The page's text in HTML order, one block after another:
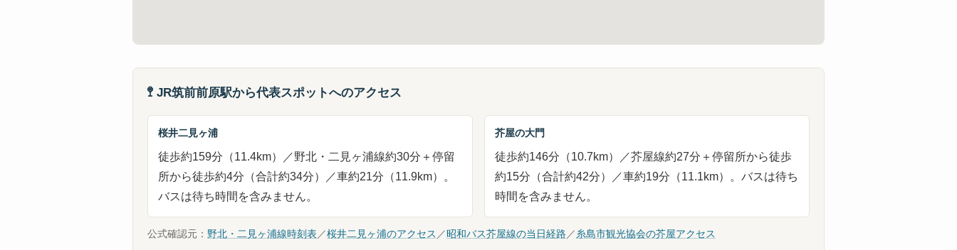
🚏 JR筑前前原駅から代表スポットへのアクセス
桜井二見ヶ浦
徒歩約159分（11.4km）／野北・二見ヶ浦線約30分＋停留
所から徒歩約4分（合計約34分）／車約21分（11.9km）。
バスは待ち時間を含みません。
芥屋の大門
徒歩約146分（10.7km）／芥屋線約27分＋停留所から徒歩
約15分（合計約42分）／車約19分（11.1km）。バスは待ち
時間を含みません。
公式確認元： 野北・二見ヶ浦線時刻表 ／桜井二見ヶ浦のアクセス ／ 昭和バス芥屋線の当日経路 ／ 糸島市観光協会の芥屋アクセス